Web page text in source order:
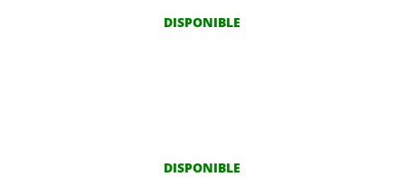
DISPONIBLE
DISPONIBLE